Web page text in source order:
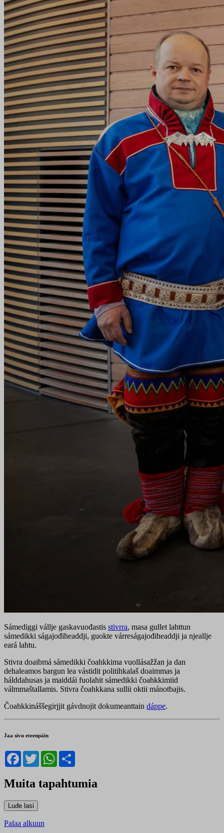
Sámediggi vállje gaskavuođastis stivrra, masa gullet lahttun
sámedikki ságajođiheaddji, guokte várreságajođiheaddji ja njeallje
eará lahtu.
Stivra doaibmá sámedikki čoahkkima vuollásažžan ja dan
dehaleamos bargun lea vástidit politihkalaš doaimmas ja
hálddahusas ja maiddái fuolahit sámedikki čoahkkimiid
válmmaštallamis. Stivra čoahkkana sullii oktii mánotbajis.
Čoahkkináššegirjjit gávdnojit dokumeanttain dáppe.
Jaa sivu eteenpäin
Facebook
TwitterWhatsApp
Muita tapahtumia
Palaa alkuun